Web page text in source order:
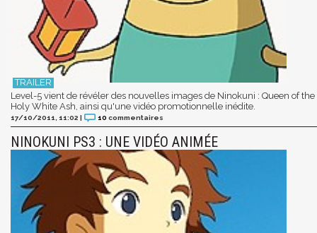
Level-5 vient de révéler des nouvelles images de Ninokuni : Queen of the
Holy White Ash, ainsi qu'une vidéo promotionnelle inédite.
17/10/2011, 11:02 | 10 commentaires
NINOKUNI PS3 : UNE VIDÉO ANIMÉE